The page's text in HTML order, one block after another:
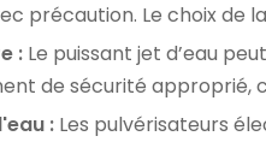
précaution. Le choix de
: Le puissant jet d’eau
de sécurité
: Les pulvérisateurs